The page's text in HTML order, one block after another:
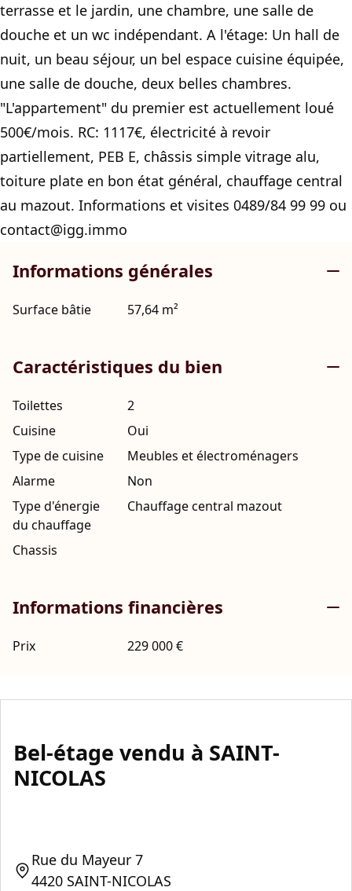
terrasse et le jardin, une chambre, une salle de
douche et un wc indépendant. A l'étage: Un hall de
nuit, un beau séjour, un bel espace cuisine équipée,
une salle de douche, deux belles chambres.
"L'appartement" du premier est actuellement loué
500€/mois. RC: 1117€, électricité à revoir
partiellement, PEB E, châssis simple vitrage alu,
toiture plate en bon état général, chauffage central
au mazout. Informations et visites 0489/84 99 99 ou
contact@igg.immo
Informations générales
Surface bâtie 57,64 m²
Caractéristiques du bien
Toilettes
2
Cuisine
Oui
Type de cuisine
Meubles et électroménagers
Alarme
Non
Type d'énergie
du chauffage
Chauffage central mazout
Chassis
Informations financières
Prix 229 000 €
Bel-étage vendu à SAINT-
NICOLAS
Rue du Mayeur 7
4420 SAINT-NICOLAS